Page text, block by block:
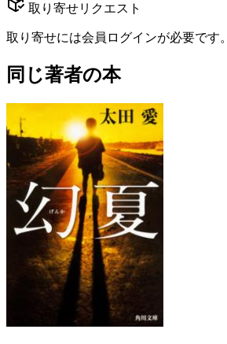
取り寄せリクエスト
取り寄せには会員ログインが必要です。
同じ著者の本